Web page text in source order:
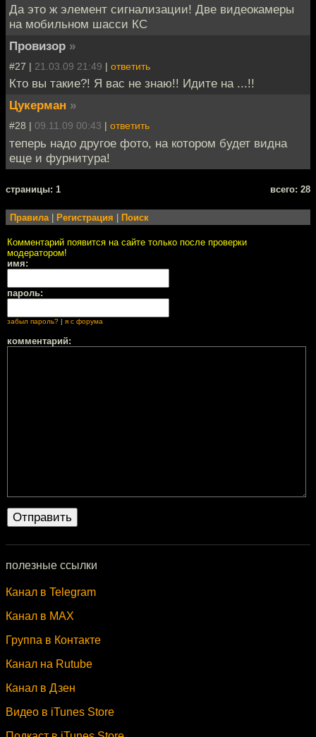
Да это ж элемент сигнализации! Две видеокамеры
на мобильном шасси КС
Провизор »
#27 | 21.03.09 21:49 | ответить
Кто вы такие?! Я вас не знаю!! Идите на ...!!
Цукерман »
#28 | 09.11.09 00:43 | ответить
теперь надо другое фото, на котором будет видна
еще и фурнитура!
cтраницы: 1 всего: 28
Правила | Регистрация | Поиск
Комментарий появится на сайте только после проверки
модератором!
имя:
пароль:
забыл пароль? | я с форума
комментарий:
полезные ссылки
Канал в Telegram
Канал в MAX
Группа в Контакте
Канал на Rutube
Канал в Дзен
Видео в iTunes Store